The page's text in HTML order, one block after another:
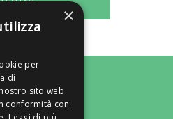
×
per
di
sito web
conformità con